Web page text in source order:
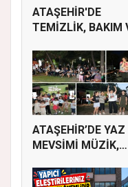
ATAŞEHİR'DE
TEMİZLİK, BAKIM
ATAŞEHİR’DE YAZ
MEVSİMİ MÜZİK,